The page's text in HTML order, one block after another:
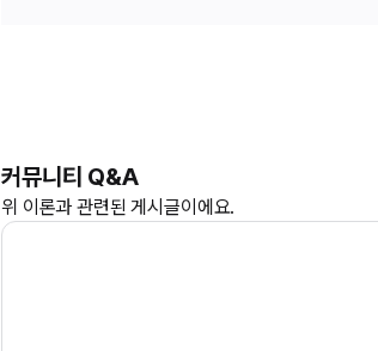
커뮤니티 Q&A
위 이론과 관련된 게시글이에요.